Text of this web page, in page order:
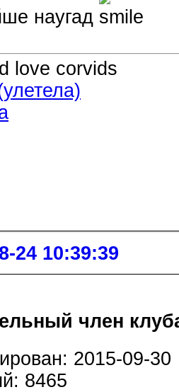
наугад
love corvids
24 10:39:39
член
2015-09-30
8465